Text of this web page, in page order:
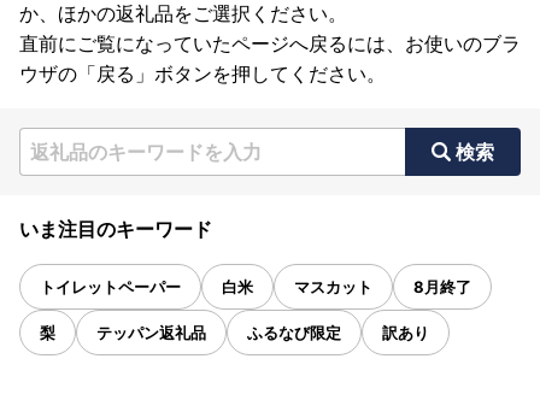
か、ほかの返礼品をご選択ください。
直前にご覧になっていたページへ戻るには、お使いのブラ
ウザの「戻る」ボタンを押してください。
検索
いま注目のキーワード
トイレットペーパー 白米 マスカット 8月終了
梨 テッパン返礼品 ふるなび限定 訳あり